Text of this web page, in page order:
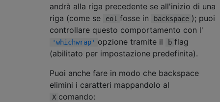
andrà alla riga precedente se all'inizio di una
riga (come se
eol fosse in backspace ); puoi
controllare questo comportamento con l'
'whichwrap' opzione tramite il b flag
(abilitato per impostazione predefinita).
Puoi anche fare in modo che backspace
elimini i caratteri mappandolo al
X comando: